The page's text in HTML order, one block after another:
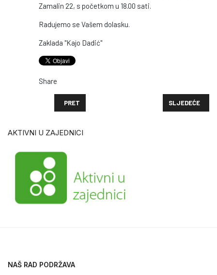
Zamalin 22, s početkom u 18.00 sati.
Radujemo se Vašem dolasku.
Zaklada "Kajo Dadić"
Share
PRETHODNI ČLANAK: PREZENTACIJA PROGRAMA
PRET SLJEDEĆI
SLJEDEĆE
AKTIVNI U ZAJEDNICI
NAŠ RAD PODRŽAVA